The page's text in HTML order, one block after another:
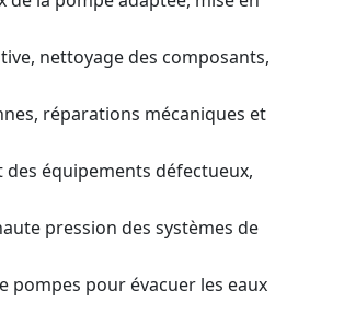
nettoyage des composants,
réparations mécaniques et
des équipements défectueux,
pression des systèmes de
pompes pour évacuer les eaux